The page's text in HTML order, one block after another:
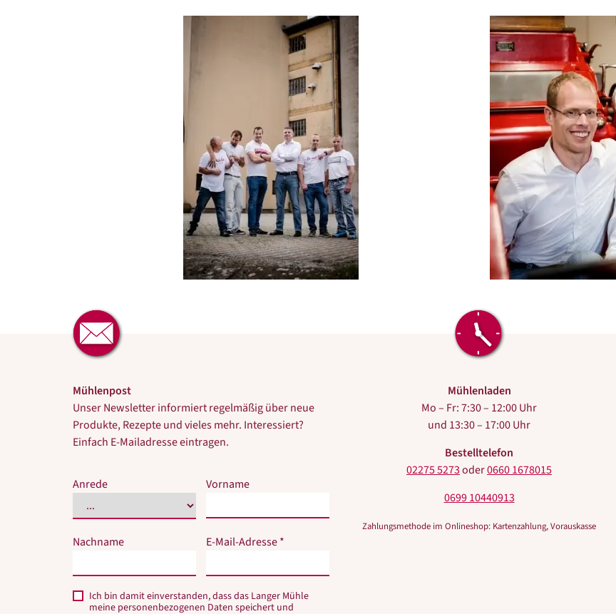
Bildversion
Größere
Bildversion
anzeigen
Mühlenpost
Unser Newsletter informiert regelmäßig über neue
Produkte, Rezepte und vieles mehr. Interessiert?
Einfach E-Mailadresse eintragen.
Bitte
Feld
nicht
ausfüllen.
Bitte
Feld
nicht
ausfüllen.
Anrede Vorname
Nachname E-Mail-Adresse *
Ich bin damit einverstanden, dass das Langer Mühle
meine personenbezogenen Daten speichert und
Mühlenladen
Mo – Fr: 7:30 – 12:00 Uhr
und 13:30 – 17:00 Uhr
Bestelltelefon
02275 5273oder0660 1678015
0699 10440913
Zahlungsmethode im Onlineshop: Kartenzahlung, Vorauskasse